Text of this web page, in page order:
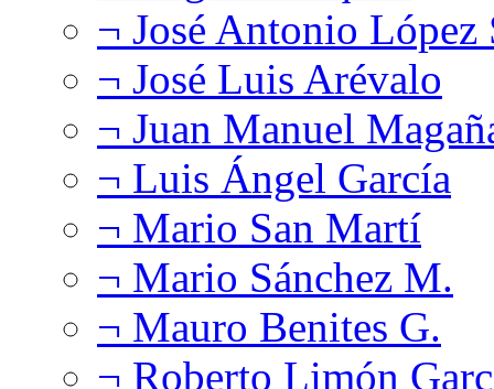
¬ José Antonio López
¬ José Luis Arévalo
¬ Juan Manuel
¬ Luis Ángel García
¬ Mario San Martí
¬ Mario Sánchez M.
¬ Mauro Benites G.
¬ Roberto Limón